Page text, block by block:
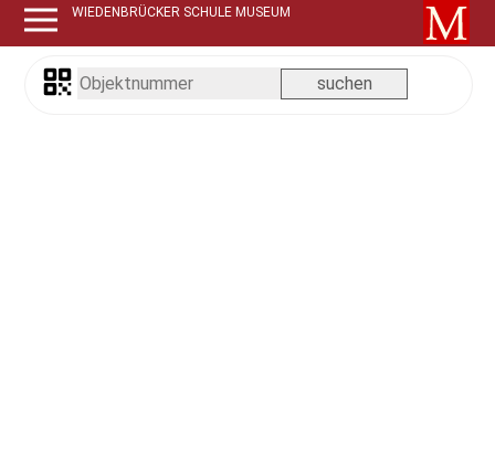
WIEDENBRÜCKER SCHULE MUSEUM